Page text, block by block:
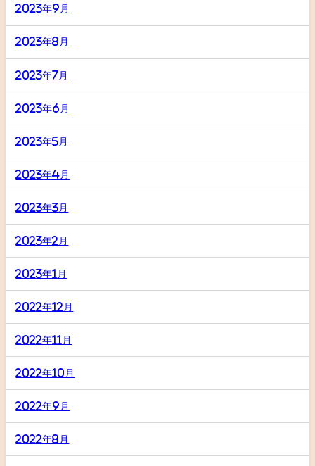
2023年9月
2023年8月
2023年7月
2023年6月
2023年5月
2023年4月
2023年3月
2023年2月
2023年1月
2022年12月
2022年11月
2022年10月
2022年9月
2022年8月